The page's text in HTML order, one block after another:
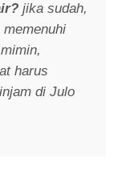
jika sudah,
harus
di Julo